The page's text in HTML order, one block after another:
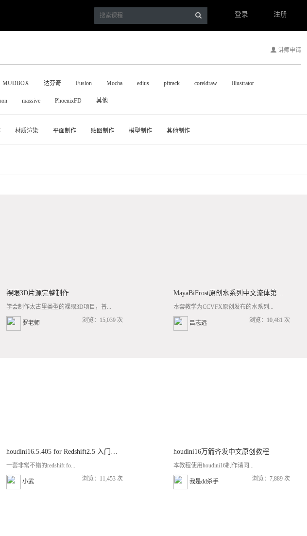
登录 注册
讲师申请
MUDBOX 达芬奇 Fusion Mocha edius pftrack coreldraw Illustrator
massive PhoenixFD 其他
材质渲染 平面制作 贴图制作 模型制作 其他制作
裸眼3D片源完整制作
学会制作太古里类型的裸眼3D项目，普...
罗老师 浏览：15,039 次
MayaBiFrost原创水系列中文流体第三套BF基础/高阶案例全流程教学
本套教学为CCVFX原创发布的水系列...
吕志远 浏览：10,481 次
houdini16.5.405 for Redshift2.5 入门教程秘籍
一套非常不错的redshift fo...
小武 浏览：11,453 次
houdini16万箭齐发中文原创教程
本教程使用houdini16制作请同...
我是dd杀手 浏览：7,889 次